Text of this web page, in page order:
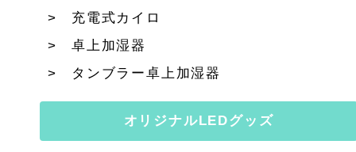
充電式カイロ
卓上加湿器
タンブラー卓上加湿器
オリジナルLEDグッズ